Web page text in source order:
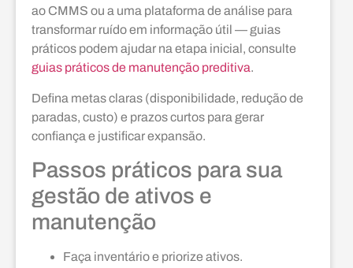
ao CMMS ou a uma plataforma de análise para
transformar ruído em informação útil — guias
práticos podem ajudar na etapa inicial, consulte
guias práticos de manutenção preditiva.
Defina metas claras (disponibilidade, redução de
paradas, custo) e prazos curtos para gerar
confiança e justificar expansão.
Passos práticos para sua
gestão de ativos e
manutenção
Faça inventário e priorize ativos.